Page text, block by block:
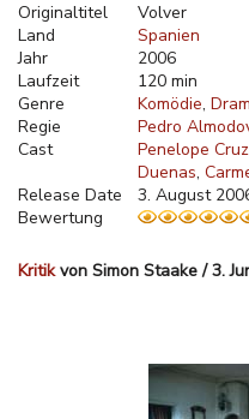
Originaltitel
Volver
Land
Spanien
Jahr
2006
Laufzeit
120 min
Genre
Komödie
Regie
Pedro
Cast
Penelope Cruz
Duenas
Release Date
3. August
Bewertung
Kritikvon Simon Staake / 3.